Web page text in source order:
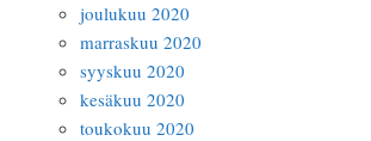
joulukuu 2020
marraskuu 2020
syyskuu 2020
kesäkuu 2020
toukokuu 2020